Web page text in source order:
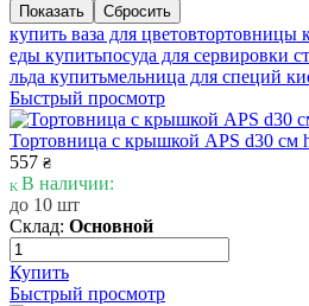
купить ваза для цветовтортовницы
еды купитьпосуда для сервировки
льда купитьмельница для специй
Быстрый просмотр
Тортовница с крышкой APS d30 см
557 ₴
В наличии:
до 10 шт
Склад: Основной
Купить
Быстрый просмотр